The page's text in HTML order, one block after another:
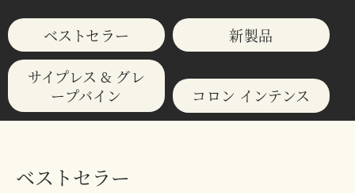
ベストセラー
新製品
サイプレス & グレ
ープバイン
コロン インテンス
ベストセラー